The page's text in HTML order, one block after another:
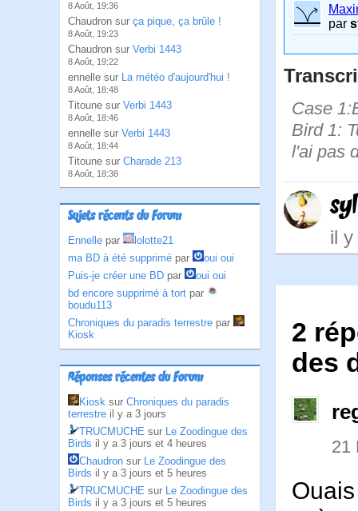
8 Août, 19:36
Chaudron sur ça pique, ça brûle !
8 Août, 19:23
Chaudron sur Verbi 1443
8 Août, 19:22
ennelle sur La météo d'aujourd'hui !
8 Août, 18:48
Titoune sur Verbi 1443
8 Août, 18:46
ennelle sur Verbi 1443
8 Août, 18:44
Titoune sur Charade 213
8 Août, 18:38
Sujets récents du Forum
Ennelle par
lolotte21
ma BD à été supprimé par
oui oui
Puis-je créer une BD par
oui oui
bd encore supprimé à tort par
boudu113
Chroniques du paradis terrestre par
Kiosk
Réponses récentes du Forum
Kiosk sur Chroniques du paradis
terrestre il y a 3 jours
TRUCMUCHE sur Le Zoodingue des
Birds il y a 3 jours et 4 heures
Chaudron sur Le Zoodingue des
Birds il y a 3 jours et 5 heures
TRUCMUCHE sur Le Zoodingue des
Birds il y a 3 jours et 5 heures
par
Case
Bird 1:
l'ai pas
il
2
des
21